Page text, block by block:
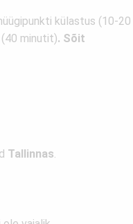
külastus (10-20
minutit). Sõit
Tallinnas